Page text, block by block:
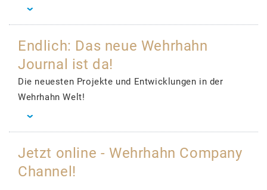
Endlich: Das neue Wehrhahn
Journal ist da!
Die neuesten Projekte und Entwicklungen in der
Wehrhahn Welt!
Jetzt online - Wehrhahn Company
Channel!